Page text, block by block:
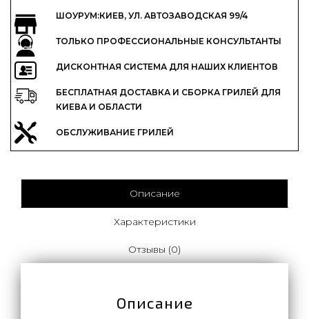
ШОУРУМ:КИЕВ, УЛ. АВТОЗАВОДСКАЯ 99/4
ТОЛЬКО ПРОФЕССИОНАЛЬНЫЕ КОНСУЛЬТАНТЫ
ДИСКОНТНАЯ СИСТЕМА ДЛЯ НАШИХ КЛИЕНТОВ
БЕСПЛАТНАЯ ДОСТАВКА И СБОРКА ГРИЛЕЙ ДЛЯ
КИЕВА И ОБЛАСТИ
ОБСЛУЖИВАНИЕ ГРИЛЕЙ
Описание
Характеристики
Отзывы (0)
Описание